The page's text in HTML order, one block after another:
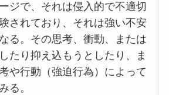
ジで、それは侵入的で不適切
されており、それは強い不安
る。その思考、衝動、または
たり抑え込もうとしたり、ま
や行動（強迫行為）によって
る。